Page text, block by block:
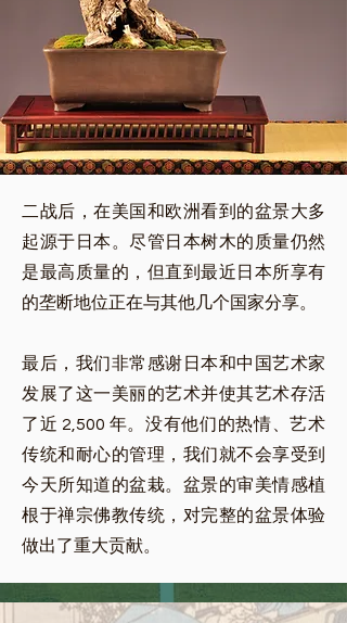
二战后，在美国和欧洲看到的盆景大多
起源于日本。尽管日本树木的质量仍然
是最高质量的，但直到最近日本所享有
的垄断地位正在与其他几个国家分享。
最后，我们非常感谢日本和中国艺术家
发展了这一美丽的艺术并使其艺术存活
了近 2,500 年。没有他们的热情、艺术
传统和耐心的管理，我们就不会享受到
今天所知道的盆栽。盆景的审美情感植
根于禅宗佛教传统，对完整的盆景体验
做出了重大贡献。